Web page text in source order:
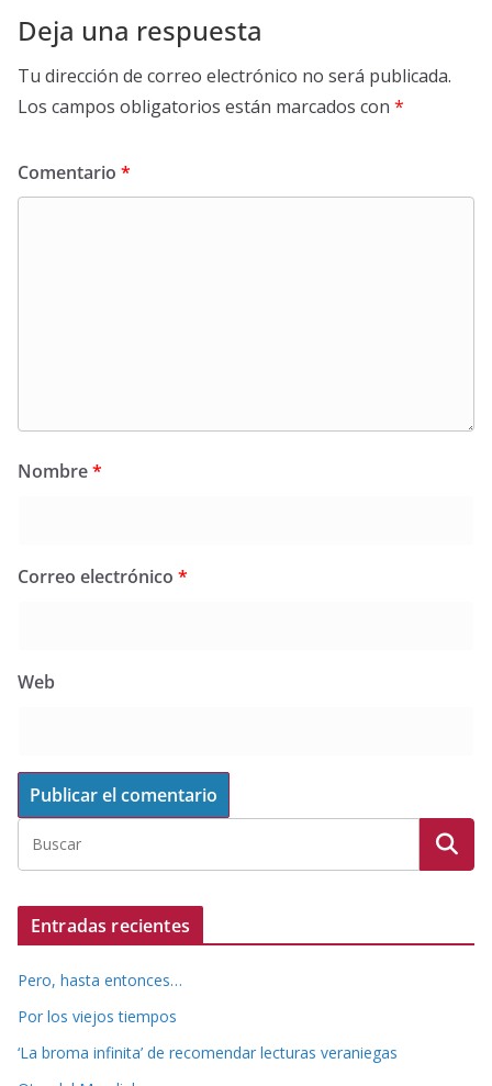
Deja una respuesta
Tu dirección de correo electrónico no será publicada.
Los campos obligatorios están marcados con *
Comentario *
Nombre*
Correo electrónico *
Web
Entradas recientes
Pero, hasta entonces…
Por los viejos tiempos
‘La broma infinita’ de recomendar lecturas veraniegas